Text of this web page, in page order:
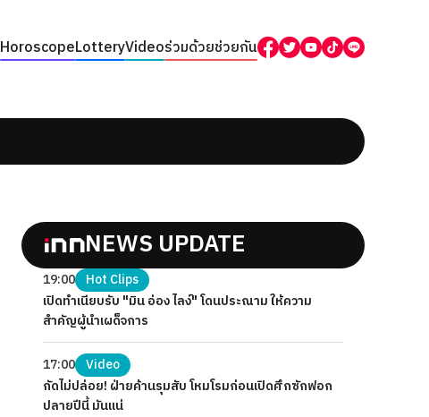
HoroscopeLotteryVideoร่วมด้วยช่วยกัน
NEWS UPDATE
19:00 Hot Clips
เปิดทำเนียบรับ "มิน อ่อง ไลง์" โดนประณาม ให้ความ
สำคัญผู้นำเผด็จการ
17:00 Video
กัดไม่ปล่อย! ฝ่ายค้านรุมสับ โหมโรมก่อนเปิดศึกซักฟอก
ปลายปีนี้ มันแน่